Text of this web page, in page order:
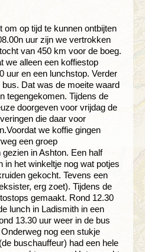
om op tijd te kunnen ontbijten
uur zijn we vertrokken
van 450 km voor de boeg.
we alleen een koffiestop
uur en een lunchstop. Verder
Dat was de moeite waard
tegengekomen. Tijdens de
doorgeven voor vrijdag de
die daar voor
we koffie gingen
een groep
in Ashton. Een half
in het winkeltje nog wat potjes
gekocht. Tevens een
erg zoet). Tijdens de
gemaakt. Rond 12.30
lunch in Ladismith in een
13.30 uur weer in de bus
nog een stukje
buschauffeur) had een hele